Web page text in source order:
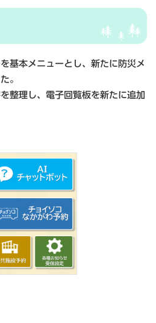
基本メニューとし、新たに防災メ
。
整理し、電子回覧板を新たに追加